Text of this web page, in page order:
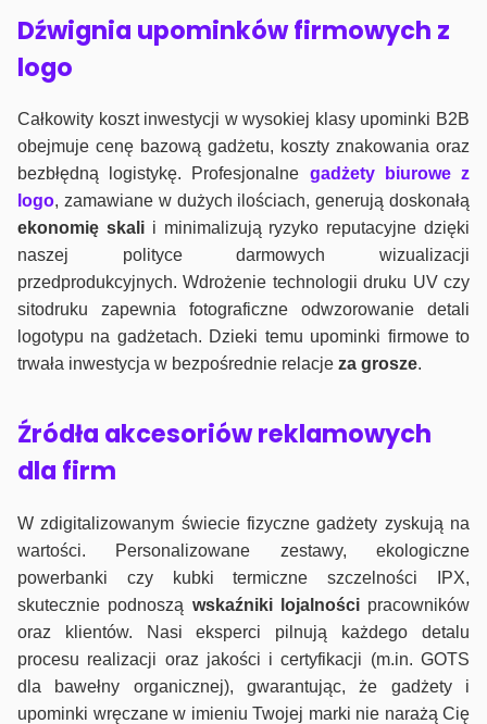
Dźwignia upominków firmowych z
logo
Całkowity koszt inwestycji w wysokiej klasy upominki B2B
obejmuje cenę bazową gadżetu, koszty znakowania oraz
bezbłędną logistykę. Profesjonalne gadżety biurowe z
logo, zamawiane w dużych ilościach, generują doskonałą
ekonomię skalii minimalizują ryzyko reputacyjne dzięki
naszej polityce darmowych wizualizacji
przedprodukcyjnych. Wdrożenie technologii druku UV czy
sitodruku zapewnia fotograficzne odwzorowanie detali
logotypu na gadżetach. Dzieki temu upominki firmowe to
trwała inwestycja w bezpośrednie relacje za grosze.
Źródła akcesoriów reklamowych
dla firm
W zdigitalizowanym świecie fizyczne gadżety zyskują na
wartości. Personalizowane zestawy, ekologiczne
powerbanki czy kubki termiczne szczelności IPX,
skutecznie podnoszą wskaźniki lojalnościpracowników
oraz klientów. Nasi eksperci pilnują każdego detalu
procesu realizacji oraz jakości i certyfikacji (m.in. GOTS
dla bawełny organicznej), gwarantując, że gadżety i
upominki wręczane w imieniu Twojej marki nie narażą Cię